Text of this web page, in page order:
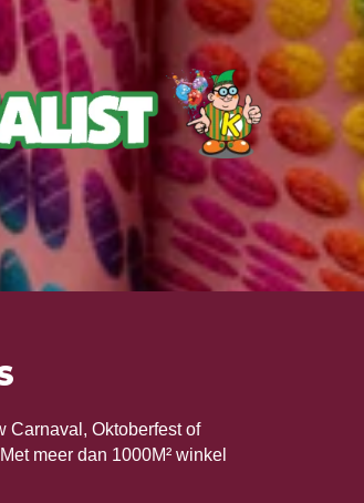
Carnaval, Oktoberfest of
meer dan 1000M² winkel